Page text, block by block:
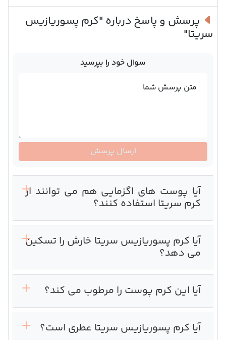
پرسش و پاسخ درباره "کرم پسوریازیس
سریتا"
آیا پوست های اگزمایی هم می توانند از
کرم سریتا استفاده کنند؟
آیا کرم پسوریازیس سریتا خارش را تسکین
می دهد؟
آیا این کرم پوست را مرطوب می کند؟‌
آیا کرم پسوریازیس سریتا عطری است؟‌
سوال خود را بپرسید
متن پرسش شما
ارسال پرسش